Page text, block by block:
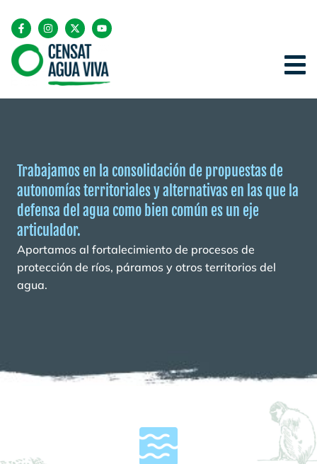
Trabajamos en la consolidación de propuestas de
autonomías territoriales y alternativas en las que la
defensa del agua como bien común es un eje
articulador.
Aportamos al fortalecimiento de procesos de
protección de ríos, páramos y otros territorios del
agua.